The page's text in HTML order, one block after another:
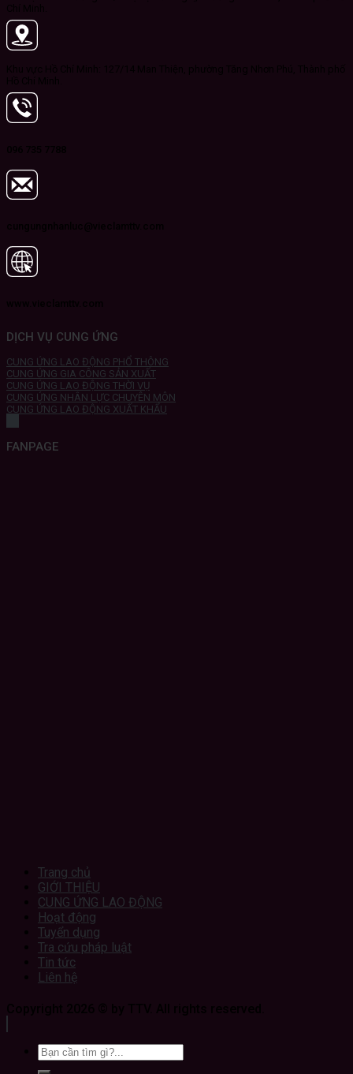
DỊCH VỤ CUNG ỨNG
CUNG ỨNG LAO ĐỘNG PHỔ THÔNG
CUNG ỨNG GIA CÔNG SẢN XUẤT
CUNG ỨNG LAO ĐỘNG THỜI VỤ
CUNG ỨNG NHÂN LỰC CHUYÊN MÔN
CUNG ỨNG LAO ĐỘNG XUẤT KHẨU
FANPAGE
Trang chủ
GIỚI THIỆU
CUNG ỨNG LAO ĐỘNG
Hoạt động
Tuyển dụng
Tra cứu pháp luật
Tin tức
Liên hệ